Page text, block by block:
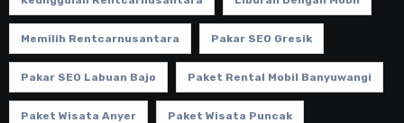
Memilih Rentcarnusantara Pakar SEO Gresik
Pakar SEO Labuan Bajo Paket Rental Mobil Banyuwangi
Paket Wisata Anyer Paket Wisata Puncak